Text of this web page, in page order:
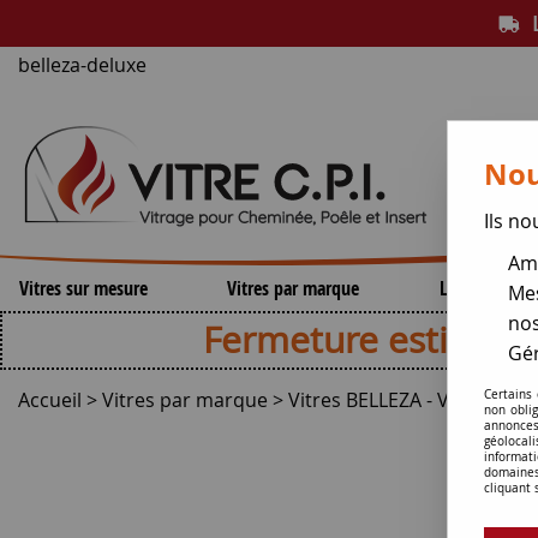
belleza-deluxe
Vitres sur mesure Vitres par marque Lamelles de
Fermeture estivale ,
Accueil >Vitres par marque >Vitres BELLEZA - VICTORIA
Ils
Certains
non
cliquant